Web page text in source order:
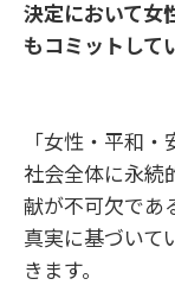
決定において女
もコミットして
「女性・平和
社会全体に永続
献が不可欠であ
真実に基づいて
きます。